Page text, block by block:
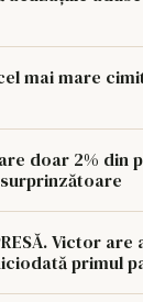
mai mare
doar 2% din
surprinzătoare
Victor
primul